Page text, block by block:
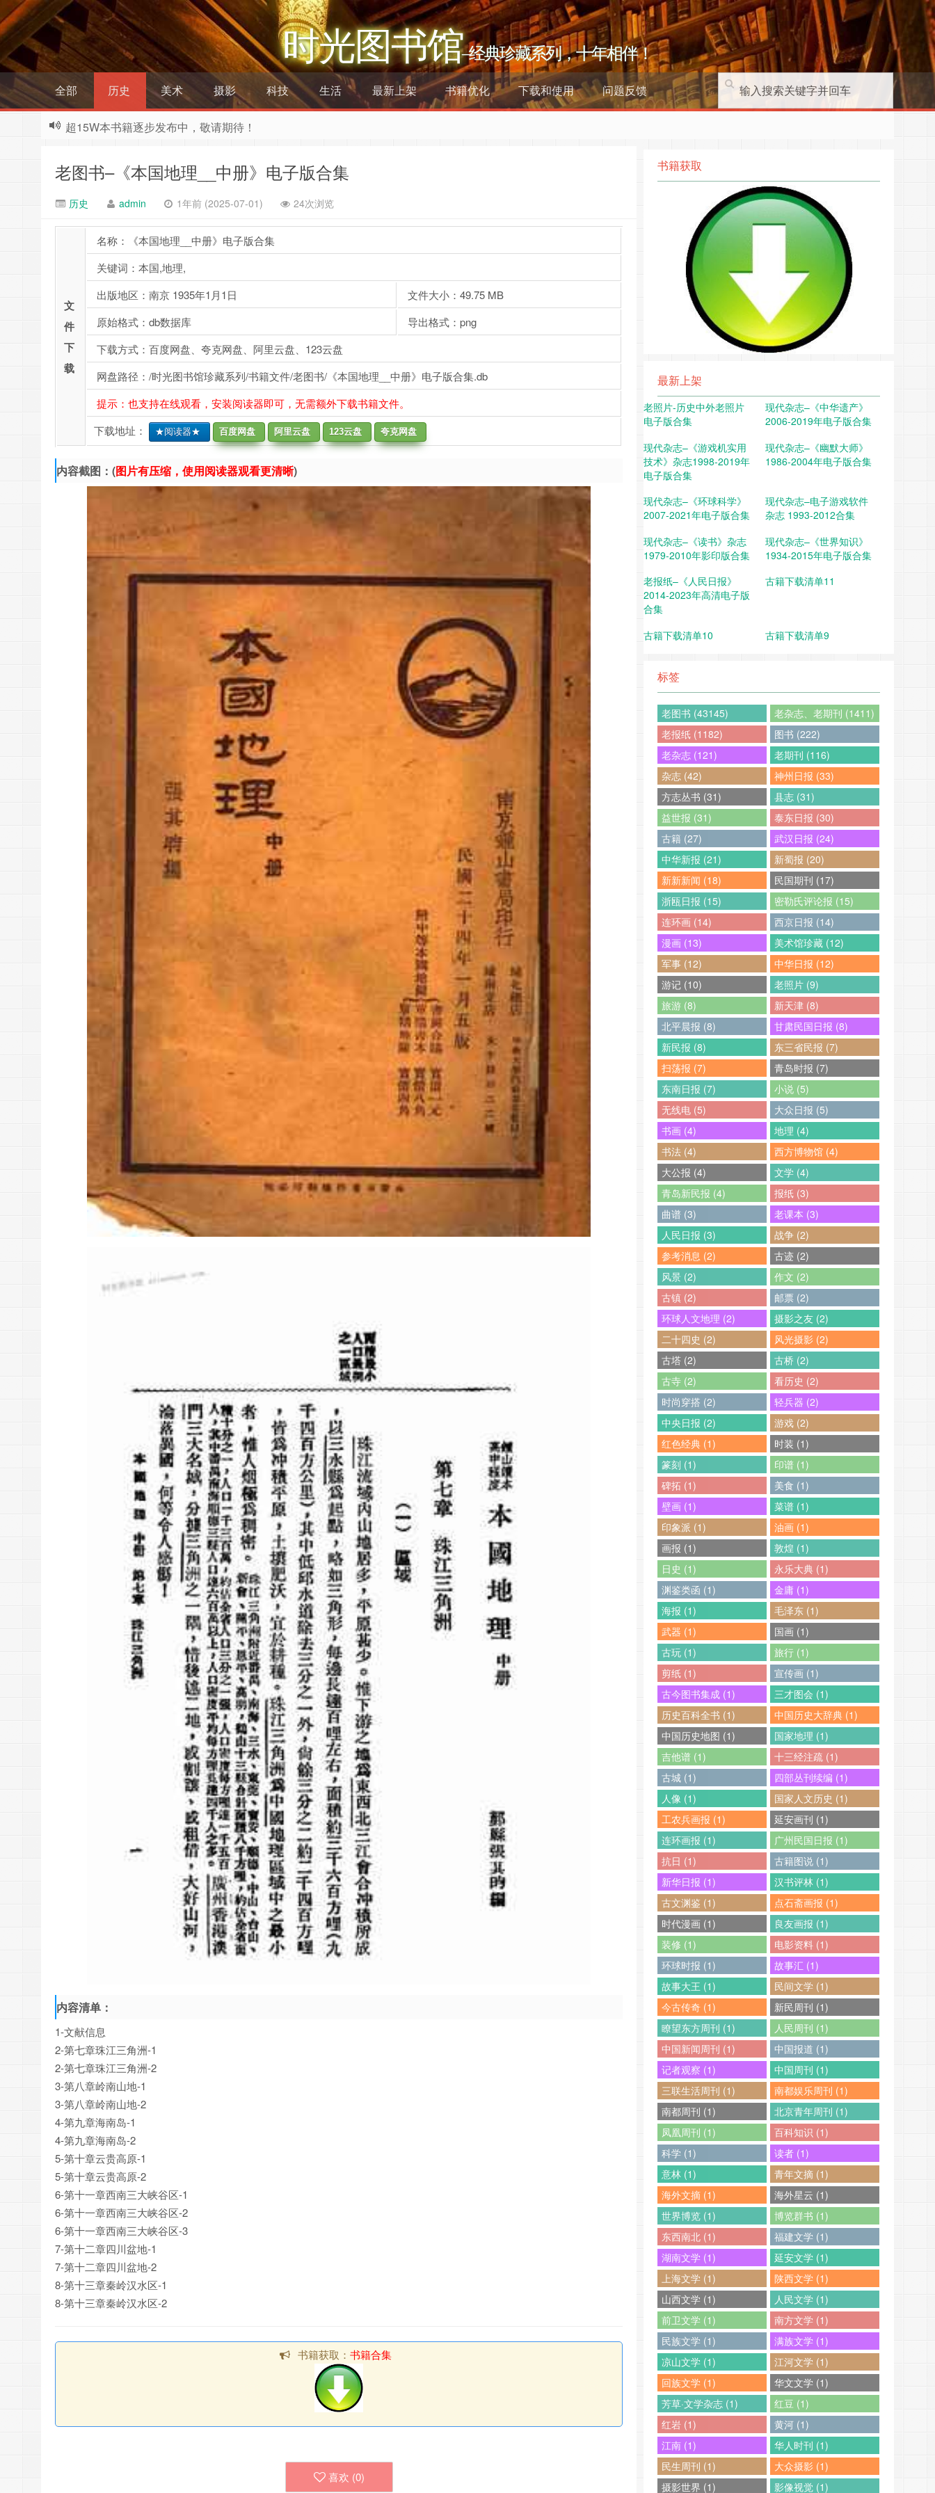
时光图书馆–经典珍藏系列，十年相伴！
全部 历史 美术 摄影 科技 生活 最新上架 书籍优化 下载和使用 问题反馈
超15W本书籍逐步发布中，敬请期待！
老图书–《本国地理__中册》电子版合集
历史 admin 1年前 (2025-07-01) 24次浏览
文
件
下
载
名称：《本国地理__中册》电子版合集
关键词：本国,地理,
出版地区：南京 1935年1月1日
文件大小：49.75 MB
原始格式：db数据库
导出格式：png
下载方式：百度网盘、夸克网盘、阿里云盘、123云盘
网盘路径：/时光图书馆珍藏系列/书籍文件/老图书/《本国地理__中册》电子版合集.db
提示：也支持在线观看，安装阅读器即可，无需额外下载书籍文件。
下载地址：
★阅读器★ 百度网盘 阿里云盘 123云盘 夸克网盘
内容截图：(图片有压缩，使用阅读器观看更清晰)
内容清单：
1-文献信息
2-第七章珠江三角洲-1
2-第七章珠江三角洲-2
3-第八章岭南山地-1
3-第八章岭南山地-2
4-第九章海南岛-1
4-第九章海南岛-2
5-第十章云贵高原-1
5-第十章云贵高原-2
6-第十一章西南三大峡谷区-1
6-第十一章西南三大峡谷区-2
6-第十一章西南三大峡谷区-3
7-第十二章四川盆地-1
7-第十二章四川盆地-2
8-第十三章秦岭汉水区-1
8-第十三章秦岭汉水区-2
书籍获取： 书籍合集
喜欢 (0)
书籍获取
最新上架
老照片-历史中外老照片
电子版合集
现代杂志–《中华遗产》
2006-2019年电子版合集
现代杂志–《游戏机实用
技术》杂志1998-2019年
电子版合集
现代杂志–《幽默大师》
1986-2004年电子版合集
现代杂志–《环球科学》
2007-2021年电子版合集
现代杂志–电子游戏软件
杂志 1993-2012合集
现代杂志–《读书》杂志
1979-2010年影印版合集
现代杂志–《世界知识》
1934-2015年电子版合集
老报纸–《人民日报》
2014-2023年高清电子版
合集
古籍下载清单11
古籍下载清单10 古籍下载清单9
标签
老图书 (43145)
老杂志、老期刊 (1411)
老报纸 (1182)
图书 (222)
老杂志 (121)
老期刊 (116)
杂志 (42)
神州日报 (33)
方志丛书 (31)
县志 (31)
益世报 (31)
泰东日报 (30)
古籍 (27)
武汉日报 (24)
中华新报 (21)
新蜀报 (20)
新新新闻 (18)
民国期刊 (17)
浙瓯日报 (15)
密勒氏评论报 (15)
连环画 (14)
西京日报 (14)
漫画 (13)
美术馆珍藏 (12)
军事 (12)
中华日报 (12)
游记 (10)
老照片 (9)
旅游 (8)
新天津 (8)
北平晨报 (8)
甘肃民国日报 (8)
新民报 (8)
东三省民报 (7)
扫荡报 (7)
青岛时报 (7)
东南日报 (7)
小说 (5)
无线电 (5)
大众日报 (5)
书画 (4)
地理 (4)
书法 (4)
西方博物馆 (4)
大公报 (4)
文学 (4)
青岛新民报 (4)
报纸 (3)
曲谱 (3)
老课本 (3)
人民日报 (3)
战争 (2)
参考消息 (2)
古迹 (2)
风景 (2)
作文 (2)
古镇 (2)
邮票 (2)
环球人文地理 (2)
摄影之友 (2)
二十四史 (2)
风光摄影 (2)
古塔 (2)
古桥 (2)
古寺 (2)
看历史 (2)
时尚穿搭 (2)
轻兵器 (2)
中央日报 (2)
游戏 (2)
红色经典 (1)
时装 (1)
篆刻 (1)
印谱 (1)
碑拓 (1)
美食 (1)
壁画 (1)
菜谱 (1)
印象派 (1)
油画 (1)
画报 (1)
敦煌 (1)
日史 (1)
永乐大典 (1)
渊鉴类函 (1)
金庸 (1)
海报 (1)
毛泽东 (1)
武器 (1)
国画 (1)
古玩 (1)
旅行 (1)
剪纸 (1)
宣传画 (1)
古今图书集成 (1)
三才图会 (1)
历史百科全书 (1)
中国历史大辞典 (1)
中国历史地图 (1)
国家地理 (1)
吉他谱 (1)
十三经注疏 (1)
古城 (1)
四部丛刊续编 (1)
人像 (1)
国家人文历史 (1)
工农兵画报 (1)
延安画刊 (1)
连环画报 (1)
广州民国日报 (1)
抗日 (1)
古籍图说 (1)
新华日报 (1)
汉书评林 (1)
古文渊鉴 (1)
点石斋画报 (1)
时代漫画 (1)
良友画报 (1)
装修 (1)
电影资料 (1)
环球时报 (1)
故事汇 (1)
故事大王 (1)
民间文学 (1)
今古传奇 (1)
新民周刊 (1)
瞭望东方周刊 (1)
人民周刊 (1)
中国新闻周刊 (1)
中国报道 (1)
记者观察 (1)
中国周刊 (1)
三联生活周刊 (1)
南都娱乐周刊 (1)
南都周刊 (1)
北京青年周刊 (1)
凤凰周刊 (1)
百科知识 (1)
科学 (1)
读者 (1)
意林 (1)
青年文摘 (1)
海外文摘 (1)
海外星云 (1)
世界博览 (1)
博览群书 (1)
东西南北 (1)
福建文学 (1)
湖南文学 (1)
延安文学 (1)
上海文学 (1)
陕西文学 (1)
山西文学 (1)
人民文学 (1)
前卫文学 (1)
南方文学 (1)
民族文学 (1)
满族文学 (1)
凉山文学 (1)
江河文学 (1)
回族文学 (1)
华文文学 (1)
芳草·文学杂志 (1)
红豆 (1)
红岩 (1)
黄河 (1)
江南 (1)
华人时刊 (1)
民生周刊 (1)
大众摄影 (1)
摄影世界 (1)
影像视觉 (1)